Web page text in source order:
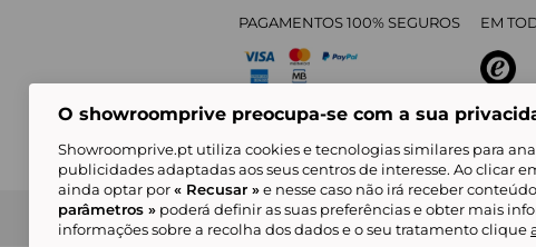
PAGAMENTOS 100% SEGUROS EM
4,31/5
Condições Gerais de Venda Política de
de
O showroomprive preocupa-se com a sua
Showroomprive.pt utiliza cookies e tecnologias similares para
publicidades adaptadas aos seus centros de interesse. Ao clicar
ainda optar por« Recusar »e nesse caso não irá receber
parâmetros » poderá definir as suas preferências e obter mais
informações sobre a recolha dos dados e o seu tratamento clique